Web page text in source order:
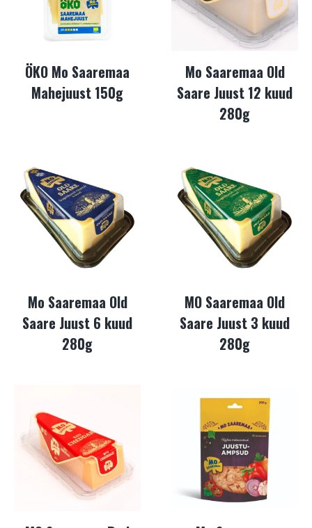
ÖKO Mo Saaremaa
Mahejuust 150g
Mo Saaremaa Old
Saare Juust 12 kuud
280g
Mo Saaremaa Old
Saare Juust 6 kuud
280g
MO Saaremaa Old
Saare Juust 3 kuud
280g